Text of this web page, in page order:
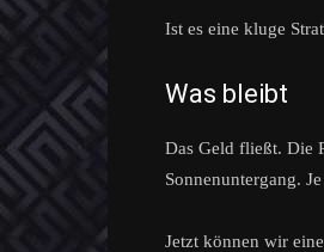
Ist es eine kluge
Was bleibt
Das Geld fließt. Die
Sonnenuntergang.
Jetzt können wir